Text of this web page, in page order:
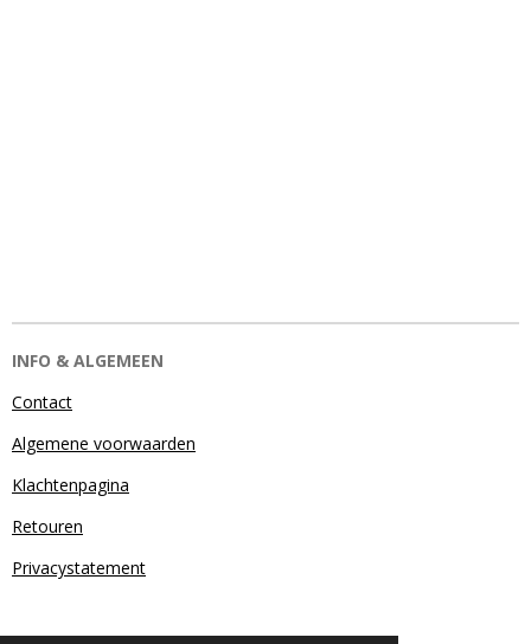
INFO & ALGEMEEN
Contact
Algemene voorwaarden
Klachtenpagina
Retouren
Privacystatement